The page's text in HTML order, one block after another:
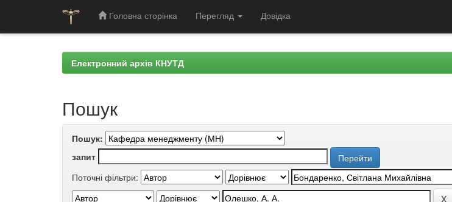
Головна сторінка Перегляд Довідка
Електронний архів КНУТД
Пошук
Пошук:
запит
Поточні фільтри: